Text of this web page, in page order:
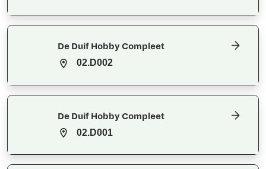
De Duif Hobby Compleet
02.D002
De Duif Hobby Compleet
02.D001